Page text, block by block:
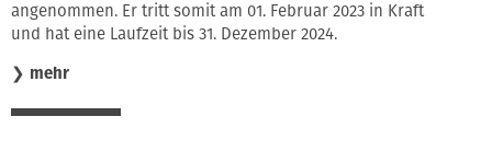
angenommen. Er tritt somit am 01. Februar 2023 in Kraft
und hat eine Laufzeit bis 31. Dezember 2024.
❯ mehr